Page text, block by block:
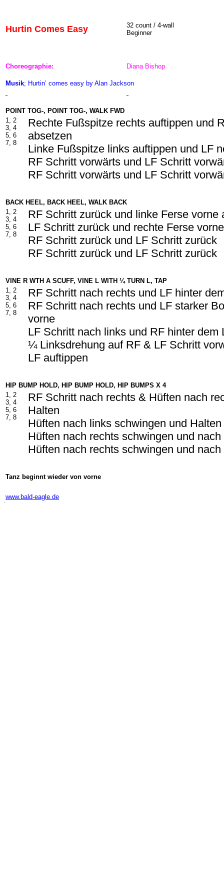
Hurtin Comes Easy
32 count / 4-wall
Beginner
Choreographie: Diana Bishop
Musik; Hurtin’ comes easy by Alan Jackson
POINT TOG-, POINT TOG-, WALK FWD
1, 2
3, 4
5, 6
7, 8
Rechte Fußspitze rechts auftippen und
absetzen
Linke Fußspitze links auftippen und LF
RF Schritt vorwärts und LF Schritt
RF Schritt vorwärts und LF Schritt
BACK HEEL, BACK HEEL, WALK BACK
1, 2
3, 4
5, 6
7, 8
RF Schritt zurück und linke Ferse vorne
LF Schritt zurück und rechte Ferse
RF Schritt zurück und LF Schritt zurück
RF Schritt zurück und LF Schritt zurück
VINE R WTH A SCUFF, VINE L WITH ¼ TURN L, TAP
1, 2
3, 4
5, 6
7, 8
RF Schritt nach rechts und LF hinter
RF Schritt nach rechts und LF starker
vorne
LF Schritt nach links und RF hinter dem
¼ Linksdrehung auf RF & LF Schritt
LF auftippen
HIP BUMP HOLD, HIP BUMP HOLD, HIP BUMPS X 4
1, 2
3, 4
5, 6
7, 8
RF Schritt nach rechts & Hüften nach
Halten
Hüften nach links schwingen und Halten
Hüften nach rechts schwingen und
Hüften nach rechts schwingen und
Tanz beginnt wieder von vorne
www.bald-eagle.de